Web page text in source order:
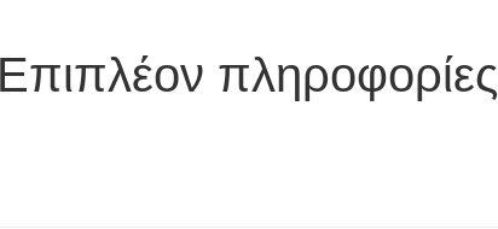
Επιπλέον πληροφορίες